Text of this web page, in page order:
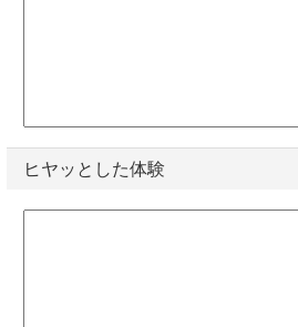
ヒヤッとした体験